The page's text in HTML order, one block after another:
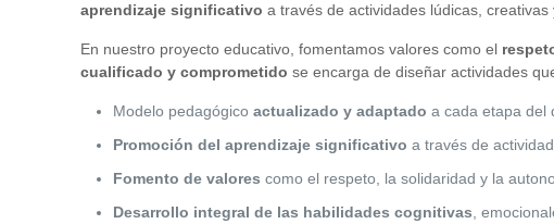
aprendizaje significativo a través de actividades lúdicas, creativas
En nuestro proyecto educativo, fomentamos valores como el
cualificado y comprometido se encarga de diseñar actividades
Modelo pedagógicoactualizado y adaptado a cada etapa del
Promoción del aprendizaje significativo a través de
Fomento de valores como el respeto, la solidaridad y la
Desarrollo integral de las habilidades cognitivas ,